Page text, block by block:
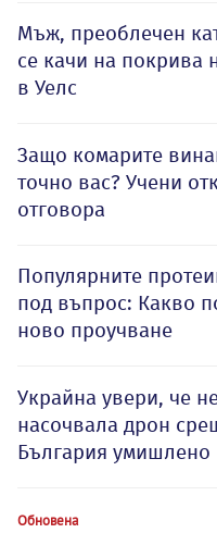
Мъж, преоблечен
се качи на покрива
в Уелс
Защо комарите
точно вас? Учени
отговора
Популярните
под въпрос: Какво
ново проучване
Украйна увери, че
насочвала дрон
България умишлено
Обновена